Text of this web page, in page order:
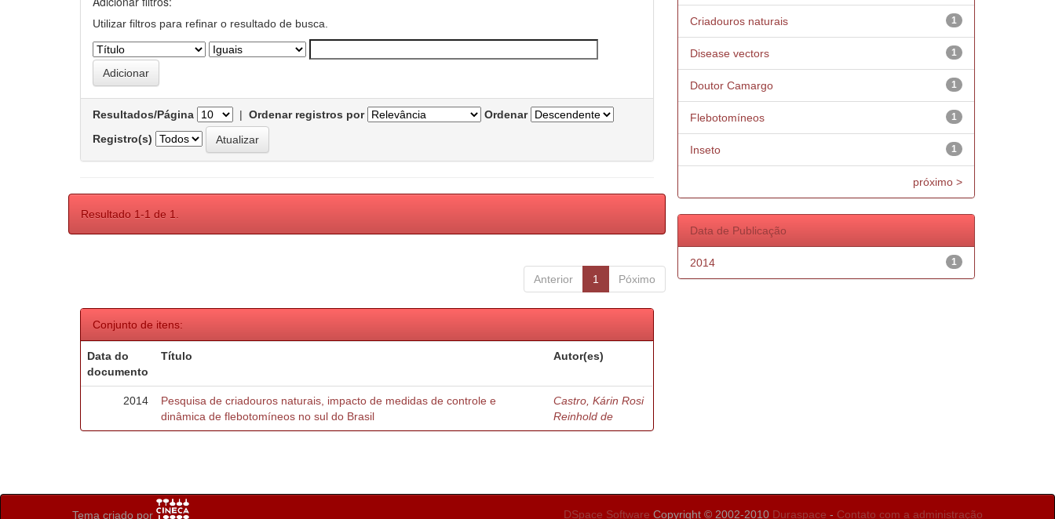
Utilizar filtros para refinar o resultado de busca.
Resultados/Página | Ordenar registros por
Ordenar
Registro(s)
Resultado 1-1 de 1.
Anterior 1 Póximo
Conjunto de itens:
Data do
documento
Título Autor(es)
2014
Pesquisa de criadouros naturais, impacto de medidas de controle e
dinâmica de flebotomíneos no sul do Brasil
Castro, Kárin Rosi
Reinhold de
1
Criadouros naturais
1
Disease vectors
1
Doutor Camargo
1
Flebotomíneos
1
Inseto
próximo >
Data de Publicação
1
2014
Tema criado por DSpace Software Copyright © 2002-2010 Duraspace - Contato com a administração